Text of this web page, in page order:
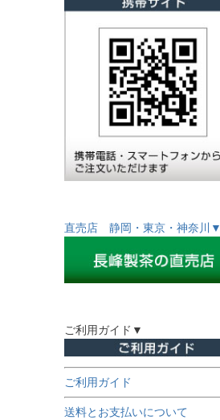
直売店 静岡・東京・神奈川▼
ご利用ガイド▼
ご利用ガイド
送料とお支払いについて